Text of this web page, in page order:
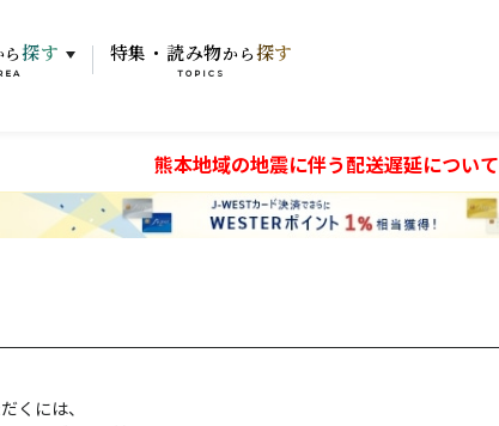
ら 探す 特集・読み物から 探す
TOPICS
熊本地域の地震に伴う配送遅延について
くには、